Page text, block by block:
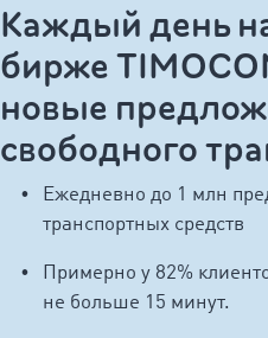
Каждый день
бирже
новые
свободного
Ежедневно до 1 млн
транспортных средств
Примерно у 82%
не больше 15 минут.